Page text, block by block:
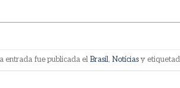
entrada fue publicada el Brasil, Notíciasy